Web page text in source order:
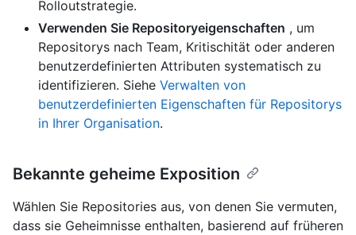
Rolloutstrategie.
Verwenden Sie Repositoryeigenschaften , um
Repositorys nach Team, Kritischität oder anderen
benutzerdefinierten Attributen systematisch zu
identifizieren. Siehe Verwalten von
benutzerdefinierten Eigenschaften für Repositorys
in Ihrer Organisation.
Bekannte geheime Exposition
Wählen Sie Repositories aus, von denen Sie vermuten,
dass sie Geheimnisse enthalten, basierend auf früheren